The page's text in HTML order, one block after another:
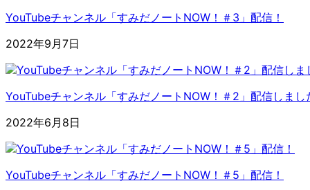
YouTubeチャンネル「すみだノートNOW！＃3」配信！
2022年9月7日
YouTubeチャンネル「すみだノートNOW！＃2」配信しまし
2022年6月8日
YouTubeチャンネル「すみだノートNOW！＃5」配信！